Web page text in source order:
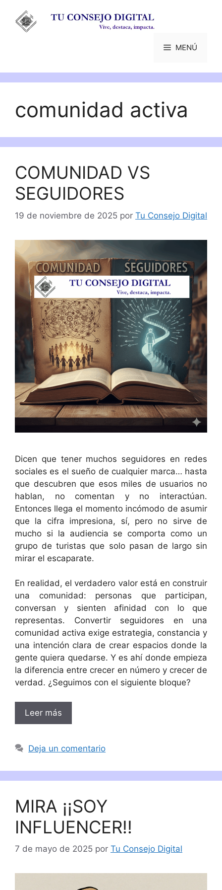
contenido
MENÚ
comunidad activa
COMUNIDAD VS
SEGUIDORES
19 de noviembre de 2025 por Tu Consejo Digital
Dicen que tener muchos seguidores en redes
sociales es el sueño de cualquier marca… hasta
que descubren que esos miles de usuarios no
hablan, no comentan y no interactúan.
Entonces llega el momento incómodo de asumir
que la cifra impresiona, sí, pero no sirve de
mucho si la audiencia se comporta como un
grupo de turistas que solo pasan de largo sin
mirar el escaparate.
En realidad, el verdadero valor está en construir
una comunidad: personas que participan,
conversan y sienten afinidad con lo que
representas. Convertir seguidores en una
comunidad activa exige estrategia, constancia y
una intención clara de crear espacios donde la
gente quiera quedarse. Y es ahí donde empieza
la diferencia entre crecer en número y crecer de
verdad. ¿Seguimos con el siguiente bloque?
Leer más
Deja un comentario
MIRA ¡¡SOY
INFLUENCER!!
7 de mayo de 2025 por Tu Consejo Digital